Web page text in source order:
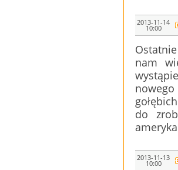
2013-11-14
10:00
nam
do
2013-11-13
10:00